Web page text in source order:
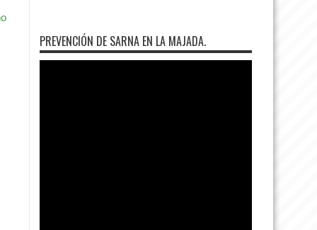
PREVENCIÓN DE SARNA EN LA MAJADA.